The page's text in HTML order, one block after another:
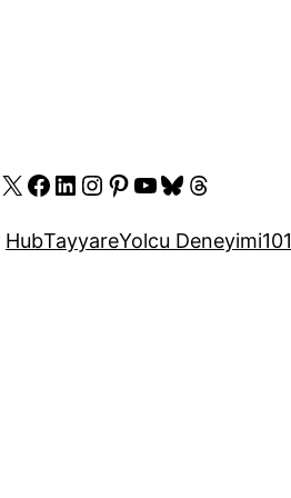
X Facebook
LinkedIn
Instagram
Pinterest
YouTube
Bluesky
Threads
HubTayyareYolcu Deneyimi101